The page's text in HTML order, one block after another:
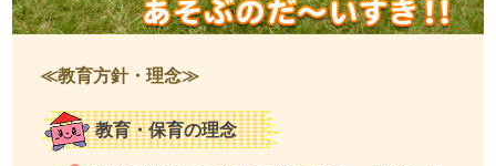
≪教育方針・理念≫
教育・保育の理念